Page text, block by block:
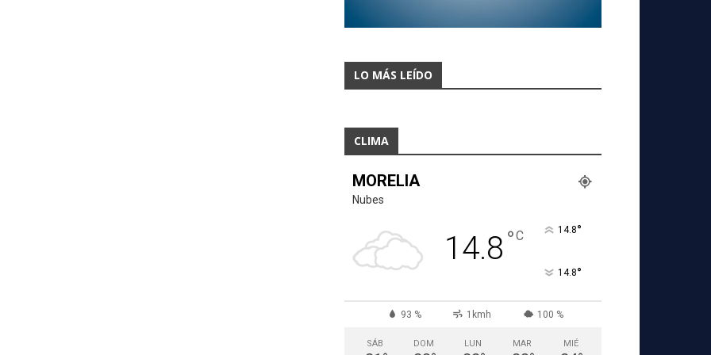
LO MÁS LEÍDO
CLIMA
MORELIA
Nubes
14.8 °C 14.8°
14.8°
93 % 1kmh 100 %
SÁB DOM LUN MAR MIÉ